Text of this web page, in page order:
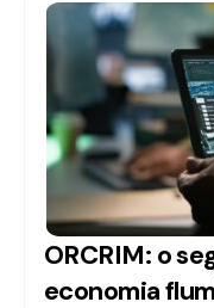
ORCRIM: o
economia